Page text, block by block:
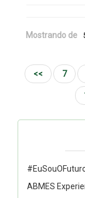
Mostrando de
<< 7
ABMES